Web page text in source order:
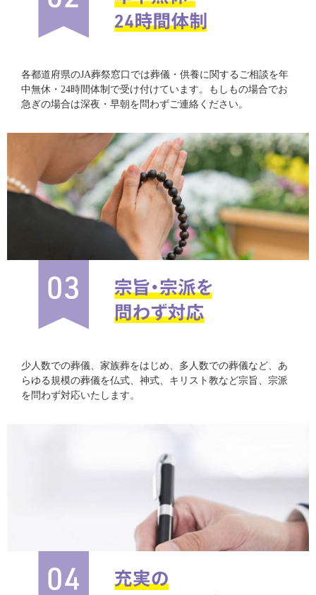
各都道府県のJA葬祭窓口では葬儀・供養に関するご相談を年
中無休・24時間体制で受け付けています。もしもの場合でお
急ぎの場合は深夜・早朝を問わずご連絡ください。
少人数での葬儀、家族葬をはじめ、多人数での葬儀など、あ
らゆる規模の葬儀を仏式、神式、キリスト教など宗旨、宗派
を問わず対応いたします。